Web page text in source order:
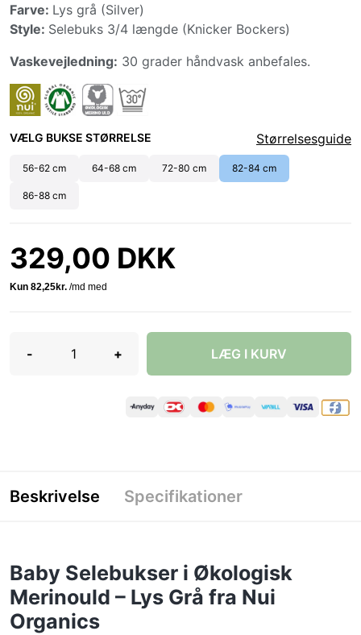
Farve: Lys grå (Silver)
Style: Selebuks 3/4 længde (Knicker Bockers)
Vaskevejledning: 30 grader håndvask anbefales.
VÆLG BUKSE STØRRELSE Størrelsesguide
56-62 cm 64-68 cm 72-80 cm 82-84 cm
86-88 cm
329,00 DKK
- + LÆG I KURV
Beskrivelse Specifikationer
Baby Selebukser i Økologisk
Merinould – Lys Grå fra Nui
Organics